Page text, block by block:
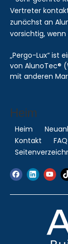
Vertreter
zunächst an
vorsichtig,
„Pergo-Lux“ ist
von AlunoTec®
mit anderen
Heim
Heim
Kontakt
FAQ